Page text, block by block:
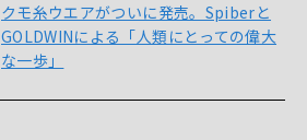
クモ糸ウエアがついに発売。Spiberと
GOLDWINによる「人類にとっての偉大
な一歩」